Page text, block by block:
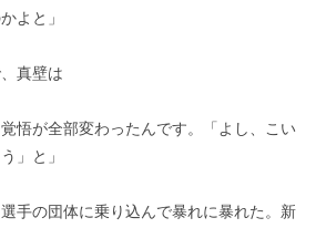
よと」
真壁は
覚悟が全部変わったんです。「よし、こい
」と」
選手の団体に乗り込んで暴れに暴れた。新